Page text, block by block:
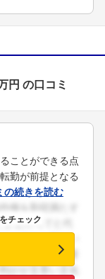
円 の口コミ
ことができる点
勤が前提となる
の続きを読む
チェック